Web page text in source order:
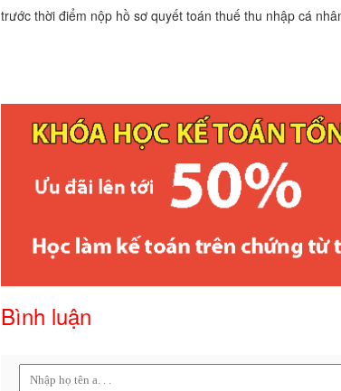
trước thời điểm nộp hồ sơ quyết toán thuế thu nhập cá
Bình luận